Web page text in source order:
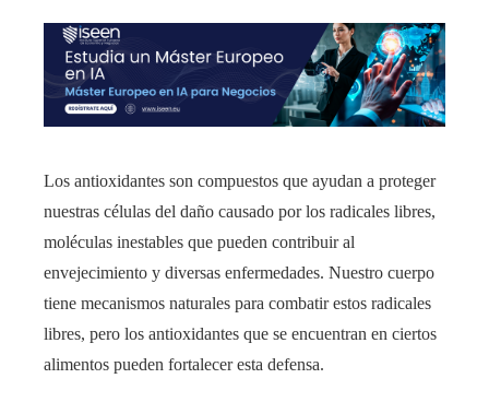
Los antioxidantes son compuestos que ayudan a proteger
nuestras células del daño causado por los radicales libres,
moléculas inestables que pueden contribuir al
envejecimiento y diversas enfermedades. Nuestro cuerpo
tiene mecanismos naturales para combatir estos radicales
libres, pero los antioxidantes que se encuentran en ciertos
alimentos pueden fortalecer esta defensa.